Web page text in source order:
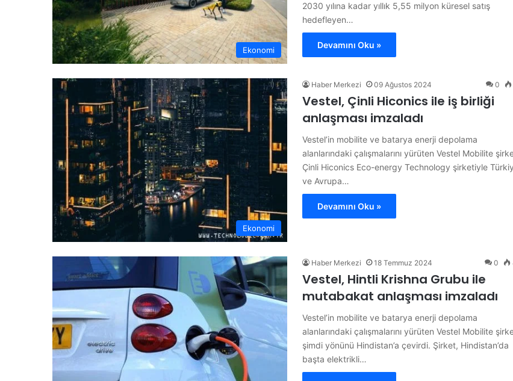
Ekonomi
2030 yılına kadar yıllık 5,55 milyon küresel satış
hedefleyen…
Devamını Oku »
Ekonomi
Haber Merkezi 09 Ağustos 2024 0
Vestel, Çinli Hiconics ile iş birliği
anlaşması imzaladı
Vestel’in mobilite ve batarya enerji depolama
alanlarındaki çalışmalarını yürüten Vestel Mobilite
Çinli Hiconics Eco-energy Technology şirketiyle
ve Avrupa…
Devamını Oku »
Haber Merkezi 18 Temmuz 2024 0
Vestel, Hintli Krishna Grubu ile
mutabakat anlaşması imzaladı
Vestel’in mobilite ve batarya enerji depolama
alanlarındaki çalışmalarını yürüten Vestel Mobilite
şimdi yönünü Hindistan’a çevirdi. Şirket, Hindistan’da
başta elektrikli…